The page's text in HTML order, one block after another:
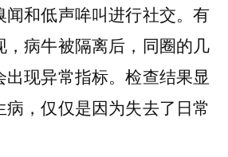
闻和低声哞叫进行社交。有
，病牛被隔离后，同圈的几
出现异常指标。检查结果显
，仅仅是因为失去了日常